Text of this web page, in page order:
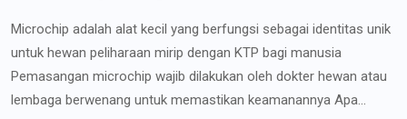
Microchip adalah alat kecil yang berfungsi sebagai identitas unik
untuk hewan peliharaan mirip dengan KTP bagi manusia
Pemasangan microchip wajib dilakukan oleh dokter hewan atau
lembaga berwenang untuk memastikan keamanannya Apa...